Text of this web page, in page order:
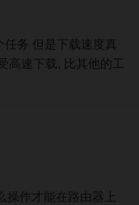
务 但是下载速度真
高速下载, 比其他的工
操作才能在路由器上